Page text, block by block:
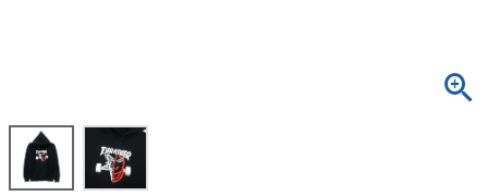
8.4inch
8.5inch
8.5inch
8.6inch
64mm
65mm
スケートケース・バッグ
メディア（雑誌・DVD・CD）
27.5cm
28cm
ソックス
アンダーウエア